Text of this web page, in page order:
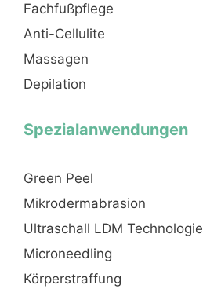
Fachfußpflege
Anti-Cellulite
Massagen
Depilation
Spezialanwendungen
Green Peel
Mikrodermabrasion
Ultraschall LDM Technologie
Microneedling
Körperstraffung